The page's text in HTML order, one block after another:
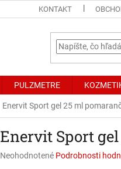
KONTAKT
PULZMETRE
Enervit Sport gel 25 ml
Enervit Sport
Priemerné
Neohodnotené Podrobnosti